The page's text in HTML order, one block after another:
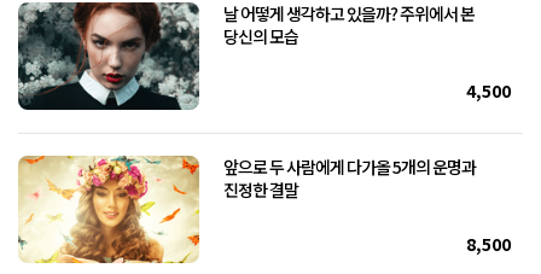
날 어떻게 생각하고 있을까? 주위에서 본
당신의 모습
4,500
앞으로 두 사람에게 다가올 5개의 운명과
진정한 결말
8,500